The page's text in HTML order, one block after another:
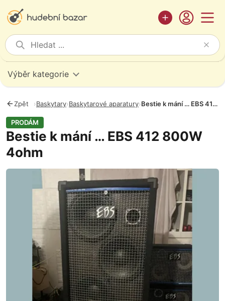
Výběr kategorie
Zpět ›Baskytary›Baskytarové aparatury› Bestie k mání … EBS 412 800W 4ohm
PRODÁM
Bestie k mání … EBS 412 800W
4ohm
Fotografie